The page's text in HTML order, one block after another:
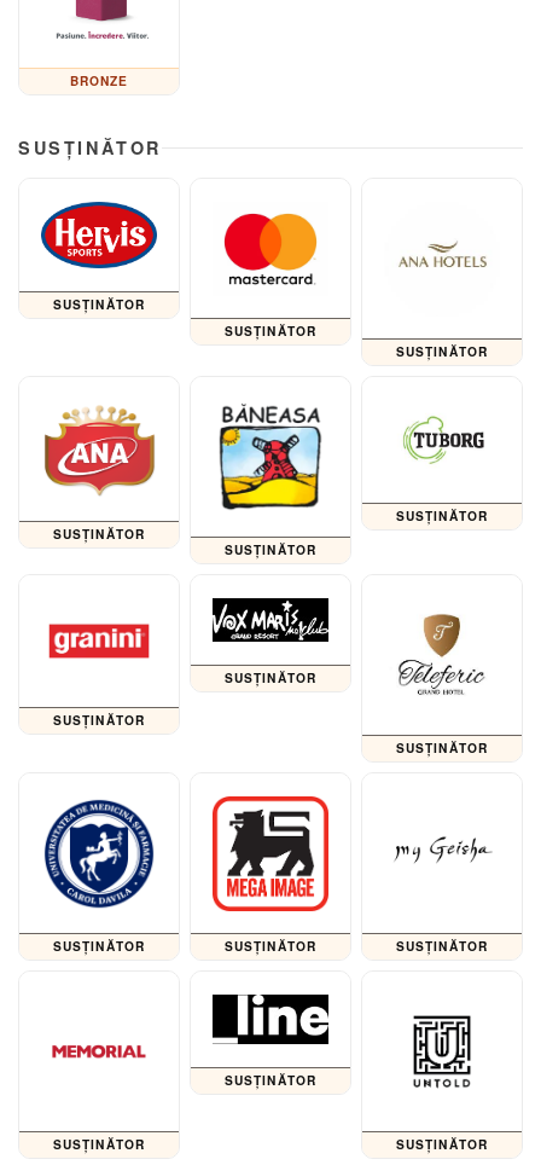
BRONZE
SUSȚINĂTOR
SUSȚINĂTOR
SUSȚINĂTOR
SUSȚINĂTOR
SUSȚINĂTOR
SUSȚINĂTOR
SUSȚINĂTOR
SUSȚINĂTOR
SUSȚINĂTOR
SUSȚINĂTOR
SUSȚINĂTOR SUSȚINĂTOR SUSȚINĂTOR
SUSȚINĂTOR
SUSȚINĂTOR
SUSȚINĂTOR